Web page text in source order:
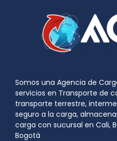
Somos una Agencia de
servicios en Transporte de
transporte terrestre,
seguro a la carga,
carga con sucursal en Cali,
Bogotá